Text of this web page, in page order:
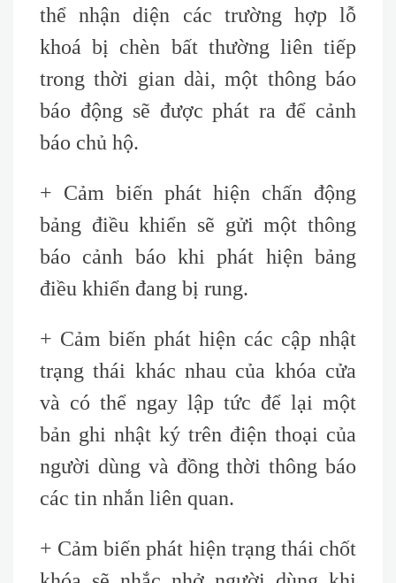
thể nhận diện các trường hợp lỗ
khoá bị chèn bất thường liên tiếp
trong thời gian dài, một thông báo
báo động sẽ được phát ra để cảnh
báo chủ hộ.
+ Cảm biến phát hiện chấn động
bảng điều khiển sẽ gửi một thông
báo cảnh báo khi phát hiện bảng
điều khiển đang bị rung.
+ Cảm biến phát hiện các cập nhật
trạng thái khác nhau của khóa cửa
và có thể ngay lập tức để lại một
bản ghi nhật ký trên điện thoại của
người dùng và đồng thời thông báo
các tin nhắn liên quan.
+ Cảm biến phát hiện trạng thái chốt